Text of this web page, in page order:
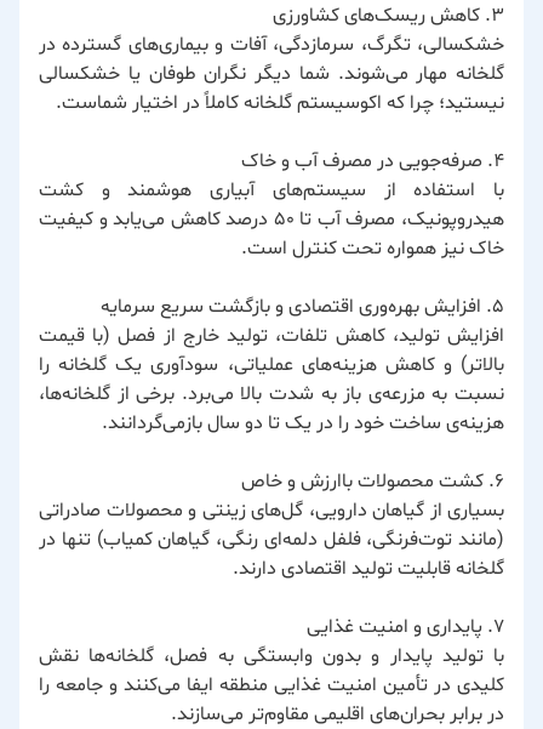
۳. کاهش ریسک‌های کشاورزی
خشکسالی، تگرگ، سرمازدگی، آفات و بیماری‌های گسترده در
گلخانه مهار می‌شوند. شما دیگر نگران طوفان یا خشکسالی
نیستید؛ چرا که اکوسیستم گلخانه کاملاً در اختیار شماست.
۴. صرفه‌جویی در مصرف آب و خاک
با استفاده از سیستم‌های آبیاری هوشمند و کشت
هیدروپونیک، مصرف آب تا ۵۰ درصد کاهش می‌یابد و کیفیت
خاک نیز همواره تحت کنترل است.
۵. افزایش بهره‌وری اقتصادی و بازگشت سریع سرمایه
افزایش تولید، کاهش تلفات، تولید خارج از فصل (با قیمت
بالاتر) و کاهش هزینه‌های عملیاتی، سودآوری یک گلخانه را
نسبت به مزرعه‌ی باز به شدت بالا می‌برد. برخی از گلخانه‌ها،
هزینه‌ی ساخت خود را در یک تا دو سال بازمی‌گردانند.
۶. کشت محصولات باارزش و خاص
بسیاری از گیاهان دارویی، گل‌های زینتی و محصولات صادراتی
(مانند توت‌فرنگی، فلفل دلمه‌ای رنگی، گیاهان کمیاب) تنها در
گلخانه قابلیت تولید اقتصادی دارند.
۷. پایداری و امنیت غذایی
با تولید پایدار و بدون وابستگی به فصل، گلخانه‌ها نقش
کلیدی در تأمین امنیت غذایی منطقه ایفا می‌کنند و جامعه را
در برابر بحران‌های اقلیمی مقاوم‌تر می‌سازند.